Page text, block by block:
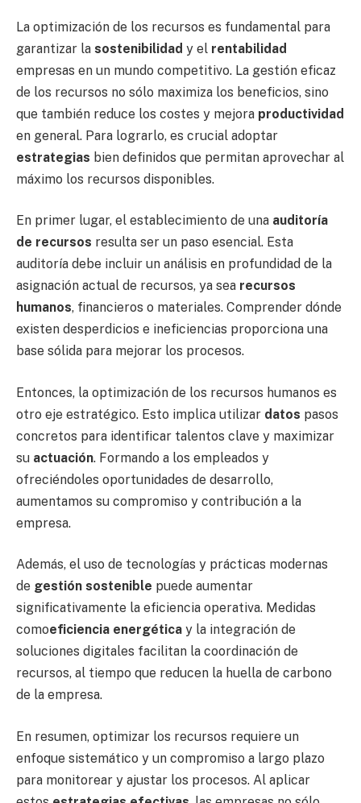
La optimización de los recursos es fundamental para
garantizar la sostenibilidad y el rentabilidad
empresas en un mundo competitivo. La gestión eficaz
de los recursos no sólo maximiza los beneficios, sino
que también reduce los costes y mejora productividad
en general. Para lograrlo, es crucial adoptar
estrategias bien definidos que permitan aprovechar al
máximo los recursos disponibles.
En primer lugar, el establecimiento de una auditoría
de recursos resulta ser un paso esencial. Esta
auditoría debe incluir un análisis en profundidad de la
asignación actual de recursos, ya sea recursos
humanos, financieros o materiales. Comprender dónde
existen desperdicios e ineficiencias proporciona una
base sólida para mejorar los procesos.
Entonces, la optimización de los recursos humanos es
otro eje estratégico. Esto implica utilizar datos pasos
concretos para identificar talentos clave y maximizar
su actuación. Formando a los empleados y
ofreciéndoles oportunidades de desarrollo,
aumentamos su compromiso y contribución a la
empresa.
Además, el uso de tecnologías y prácticas modernas
de gestión sostenible puede aumentar
significativamente la eficiencia operativa. Medidas
comoeficiencia energética y la integración de
soluciones digitales facilitan la coordinación de
recursos, al tiempo que reducen la huella de carbono
de la empresa.
En resumen, optimizar los recursos requiere un
enfoque sistemático y un compromiso a largo plazo
para monitorear y ajustar los procesos. Al aplicar